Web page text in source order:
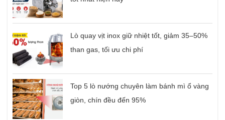
Lò quay vịt inox giữ nhiệt tốt, giảm 35–50%
than gas, tối ưu chi phí
Top 5 lò nướng chuyên làm bánh mì ổ vàng
giòn, chín đều đến 95%